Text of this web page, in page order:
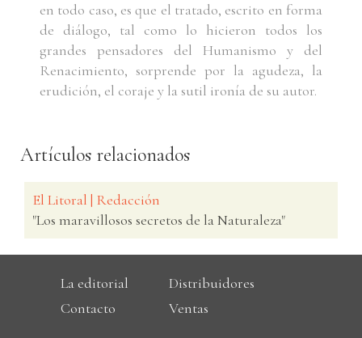
en todo caso, es que el tratado, escrito en forma
de diálogo, tal como lo hicieron todos los
grandes pensadores del Humanismo y del
Renacimiento, sorprende por la agudeza, la
erudición, el coraje y la sutil ironía de su autor.
Artículos relacionados
El Litoral | Redacción
"Los maravillosos secretos de la Naturaleza"
La editorial
Distribuidores
Contacto
Ventas